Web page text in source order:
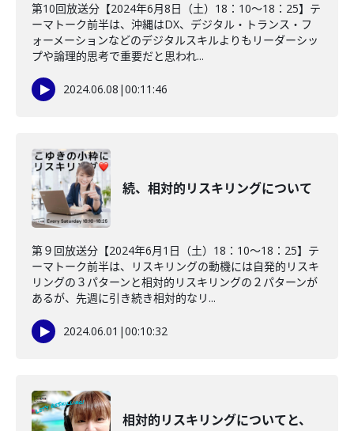
第10回放送分【2024年6月8日（土）18：10～18：25】テ
ーマトーク前半は、沖縄はDX、デジタル・トランス・フ
ォーメーションなどのデジタルスキルよりもリーダーシッ
プや論理的思考で重要だと思われ...
2024.06.08 |00:11:46
続、相対的リスキリングについて
第９回放送分【2024年6月1日（土）18：10～18：25】テ
ーマトーク前半は、リスキリングの動機には自発的リスキ
リングの３パターンと相対的リスキリングの２パターンが
あるが、先週に引き続き相対的なリ...
2024.06.01 |00:10:32
相対的リスキリングについてと、